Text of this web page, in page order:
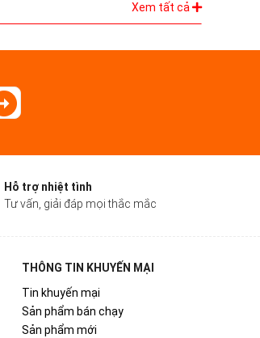
Xem tất cả
Hỗ trợ nhiệt tình
Tư vấn, giải đáp mọi thắc mắc
THÔNG TIN KHUYẾN MẠI
Tin khuyến mại
Sản phẩm bán chạy
Sản phẩm mới